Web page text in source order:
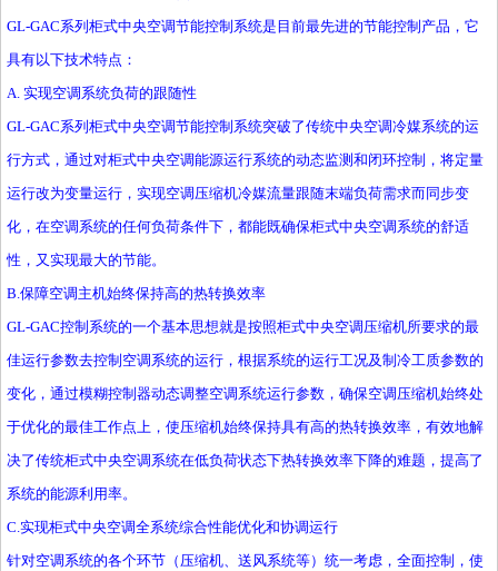
GL-GAC系列柜式中央空调节能控制系统是目前最先进的节能控制产品，它
具有以下技术特点：
A. 实现空调系统负荷的跟随性
GL-GAC系列柜式中央空调节能控制系统突破了传统中央空调冷媒系统的运
行方式，通过对柜式中央空调能源运行系统的动态监测和闭环控制，将定量
运行改为变量运行，实现空调压缩机冷媒流量跟随末端负荷需求而同步变
化，在空调系统的任何负荷条件下，都能既确保柜式中央空调系统的舒适
性，又实现最大的节能。
B.保障空调主机始终保持高的热转换效率
GL-GAC控制系统的一个基本思想就是按照柜式中央空调压缩机所要求的最
佳运行参数去控制空调系统的运行，根据系统的运行工况及制冷工质参数的
变化，通过模糊控制器动态调整空调系统运行参数，确保空调压缩机始终处
于优化的最佳工作点上，使压缩机始终保持具有高的热转换效率，有效地解
决了传统柜式中央空调系统在低负荷状态下热转换效率下降的难题，提高了
系统的能源利用率。
C.实现柜式中央空调全系统综合性能优化和协调运行
针对空调系统的各个环节（压缩机、送风系统等）统一考虑，全面控制，使